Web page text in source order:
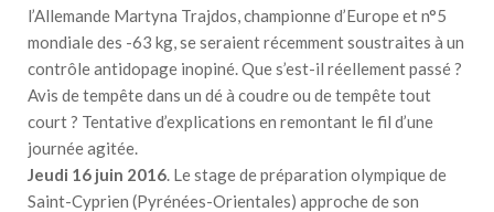
l’Allemande Martyna Trajdos, championne d’Europe et n°5
mondiale des -63 kg, se seraient récemment soustraites à un
contrôle antidopage inopiné. Que s’est-il réellement passé ?
Avis de tempête dans un dé à coudre ou de tempête tout
court ? Tentative d’explications en remontant le fil d’une
journée agitée.
Jeudi 16 juin 2016. Le stage de préparation olympique de
Saint-Cyprien (Pyrénées-Orientales) approche de son